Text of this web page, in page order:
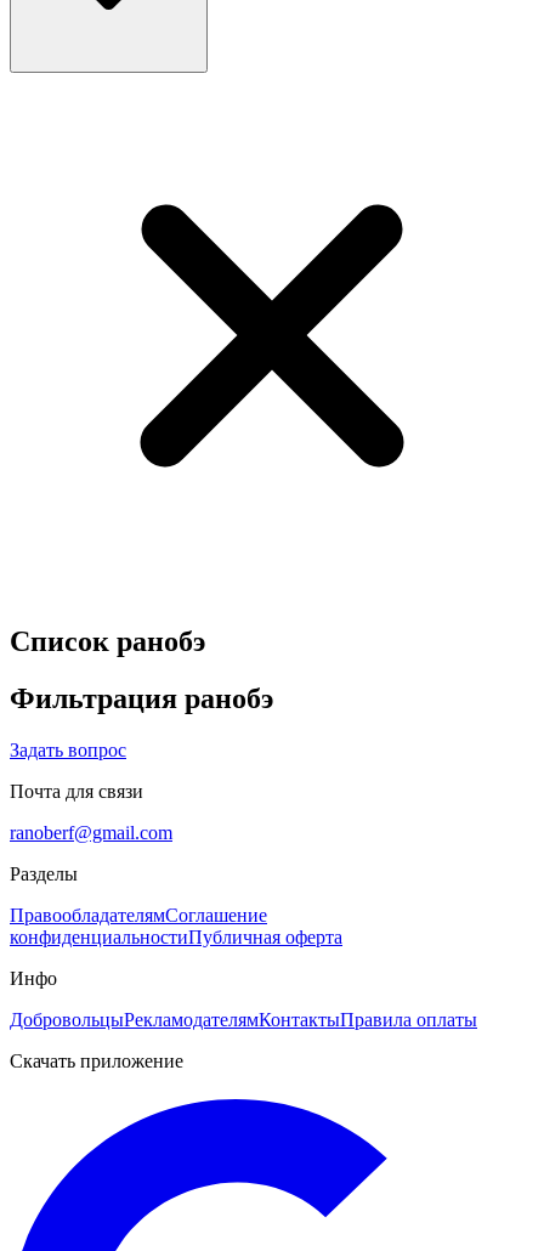
Список ранобэ
Фильтрация ранобэ
Задать вопрос
Почта для связи
ranoberf@gmail.com
Разделы
ПравообладателямСоглашение
конфиденциальностиПубличная оферта
Инфо
ДобровольцыРекламодателямКонтактыПравила оплаты
Скачать приложение